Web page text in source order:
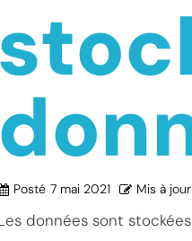
Posté 7 mai 2021 Mis à jour
données sont